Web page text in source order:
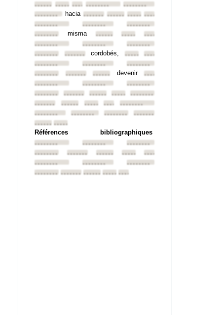
••••••••••••••••••••••••••••••••
••••••••
••••••••
hacia ••••••••••••••••••••••••••••••••
••••••••
••••••••
••••••••
•••••••• misma •••••••• ••••••••••••••••
••••••••
••••••••
••••••••
••••••••
•••••••• cordobés, ••••••••••••••••
••••••••
••••••••
••••••••
••••••••
•••••••• ••••••••devenir ••••••••
••••••••
••••••••
••••••••
••••••••
•••••••• ••••••••••••••••••••••••
••••••••
••••••••••••••••••••••••••••••••
••••••••
•••••••• ••••••••
••••••••
••••••••••••••••
Références bibliographiques
••••••••
••••••••
••••••••
••••••••
•••••••• •••••••• ••••••••••••••••
••••••••
••••••••
••••••••
•••••••• ••••••••••••••••••••••••••••••••